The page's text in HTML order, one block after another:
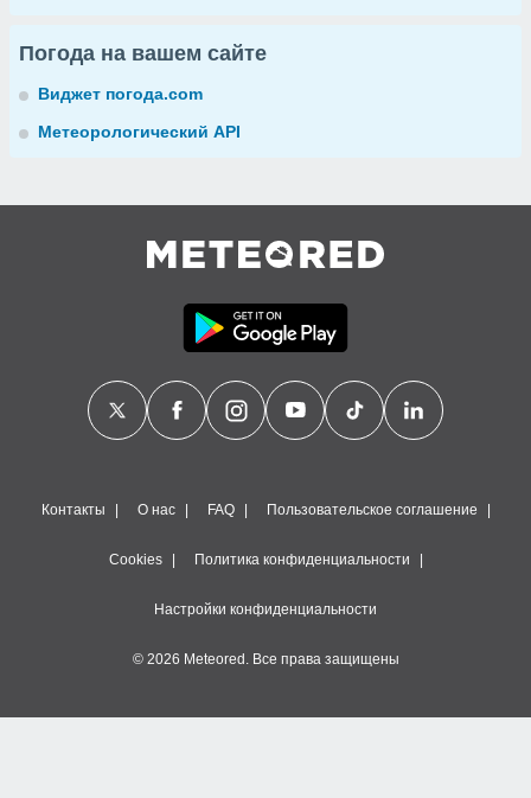
Погода на вашем сайте
Виджет погода.com
Метеорологический API
Контакты О нас FAQ Пользовательское соглашение
Cookies Политика конфиденциальности
Настройки конфиденциальности
© 2026 Meteored. Все права защищены